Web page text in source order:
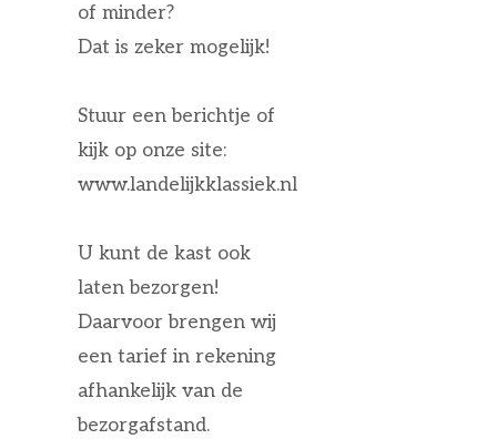
of minder?
Dat is zeker mogelijk!
Stuur een berichtje of
kijk op onze site:
www.landelijkklassiek.nl
U kunt de kast ook
laten bezorgen!
Daarvoor brengen wij
een tarief in rekening
afhankelijk van de
bezorgafstand.